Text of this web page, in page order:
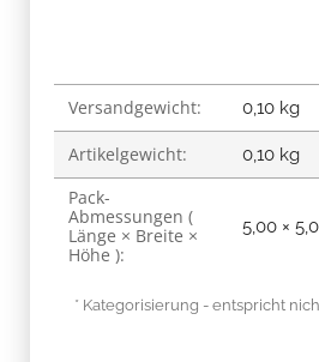
Produkteigenschaft
Wert
Versandgewicht: 0,10 kg
Artikelgewicht: 0,10 kg
Pack-
Abmessungen (
Länge × Breite ×
Höhe ):
5,00 ×
* Kategorisierung - entspricht